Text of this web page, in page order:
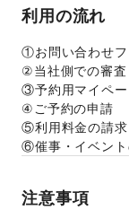
利用の流れ
①お問い合わせ
②当社側での審査
③予約用マイペ
④ご予約の申請
⑤利用料金の請
⑥催事・イベン
注意事項